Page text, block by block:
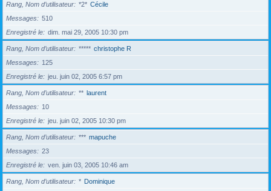
Rang, Nom d’utilisateur *2* Cécile
Messages
510
Enregistré le
dim. mai 29, 2005 10:30 pm
Rang, Nom d’utilisateur ***** christophe R
Messages
125
Enregistré le
jeu. juin 02, 2005 6:57 pm
Rang, Nom d’utilisateur ** laurent
Messages
10
Enregistré le
jeu. juin 02, 2005 10:30 pm
Rang, Nom d’utilisateur *** mapuche
Messages
23
Enregistré le
ven. juin 03, 2005 10:46 am
Rang, Nom d’utilisateur * Dominique